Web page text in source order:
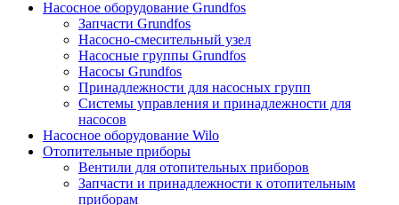
Насосное оборудование Grundfos
Запчасти Grundfos
Насосно-смесительный узел
Насосные группы Grundfos
Насосы Grundfos
Принадлежности для насосных групп
Системы управления и принадлежности для
насосов
Насосное оборудование Wilo
Отопительные приборы
Вентили для отопительных приборов
Запчасти и принадлежности к отопительным
приборам